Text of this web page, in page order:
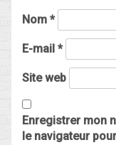
Nom *
E-mail *
Site web
Enregistrer mon
le navigateur